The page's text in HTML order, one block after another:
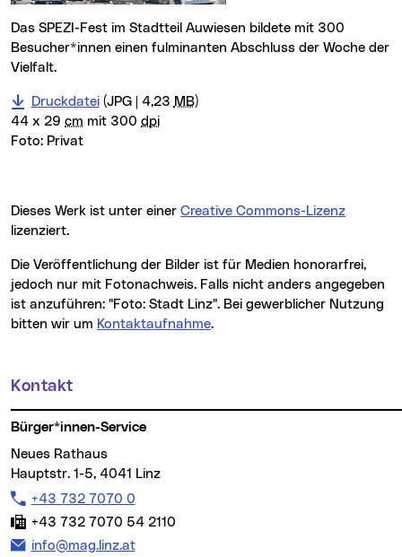
Das SPEZI-Fest im Stadtteil Auwiesen bildete mit 300
Besucher*innen einen fulminanten Abschluss der Woche der
Vielfalt.
Druckdatei(JPG | 4,23 MB)
44 x 29 cm mit 300 dpi
Foto: Privat
Dieses Werk ist unter einer Creative Commons-Lizenz
lizenziert.
Die Veröffentlichung der Bilder ist für Medien honorarfrei,
jedoch nur mit Fotonachweis. Falls nicht anders angegeben
ist anzuführen: "Foto: Stadt Linz". Bei gewerblicher Nutzung
bitten wir um Kontaktaufnahme.
Weitere Informationen
Kontakt
Bürger*innen-Service
Neues Rathaus
Hauptstr. 1-5, 4041 Linz
Telefon:
+43 732 7070 0
Fax:
+43 732 7070 54 2110
E-Mail Adresse:
info@mag.linz.at